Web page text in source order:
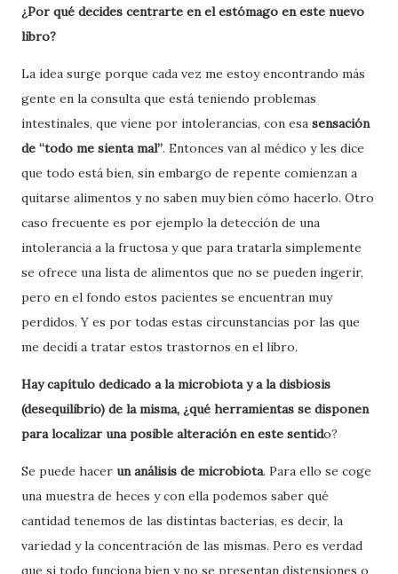
¿Por qué decides centrarte en el estómago en este nuevo
libro?
La idea surge porque cada vez me estoy encontrando más
gente en la consulta que está teniendo problemas
intestinales, que viene por intolerancias, con esa sensación
de “todo me sienta mal”. Entonces van al médico y les dice
que todo está bien, sin embargo de repente comienzan a
quitarse alimentos y no saben muy bien cómo hacerlo. Otro
caso frecuente es por ejemplo la detección de una
intolerancia a la fructosa y que para tratarla simplemente
se ofrece una lista de alimentos que no se pueden ingerir,
pero en el fondo estos pacientes se encuentran muy
perdidos. Y es por todas estas circunstancias por las que
me decidí a tratar estos trastornos en el libro.
Hay capítulo dedicado a la microbiota y a la disbiosis
(desequilibrio) de la misma, ¿qué herramientas se disponen
para localizar una posible alteración en este sentido?
Se puede hacer un análisis de microbiota. Para ello se coge
una muestra de heces y con ella podemos saber qué
cantidad tenemos de las distintas bacterias, es decir, la
variedad y la concentración de las mismas. Pero es verdad
que si todo funciona bien y no se presentan distensiones o